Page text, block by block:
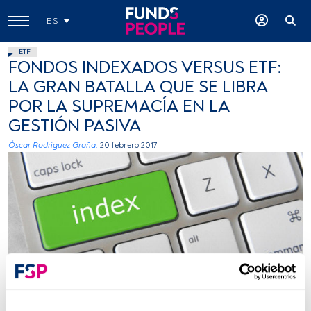
ES
ETF
FONDOS INDEXADOS VERSUS ETF:
LA GRAN BATALLA QUE SE LIBRA
POR LA SUPREMACÍA EN LA
GESTIÓN PASIVA
Óscar Rodríguez Graña. 20 febrero 2017
GotCredit, Flickr, Creative Commons